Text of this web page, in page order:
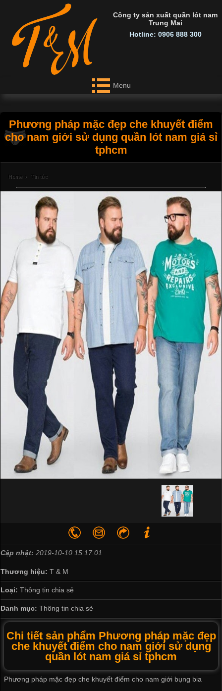
Công ty sản xuất quần lót nam
Trung Mai
Hotline: 0906 888 300
Menu
Phương pháp mặc đẹp che khuyết điểm
cho nam giới sử dụng quần lót nam giá sỉ
tphcm
Home › Tin tức
Cập nhật: 2019-10-10 15:17:01
Thương hiệu: T & M
Loại: Thông tin chia sẻ
Danh mục: Thông tin chia sẻ
Chi tiết sản phẩm Phương pháp mặc đẹp
che khuyết điểm cho nam giới sử dụng
quần lót nam giá sỉ tphcm
Phương pháp mặc đẹp che khuyết điểm cho nam giới bụng bia